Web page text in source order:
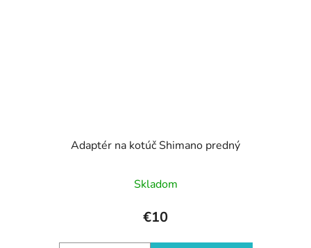
Adaptér na kotúč Shimano predný
Skladom
€10